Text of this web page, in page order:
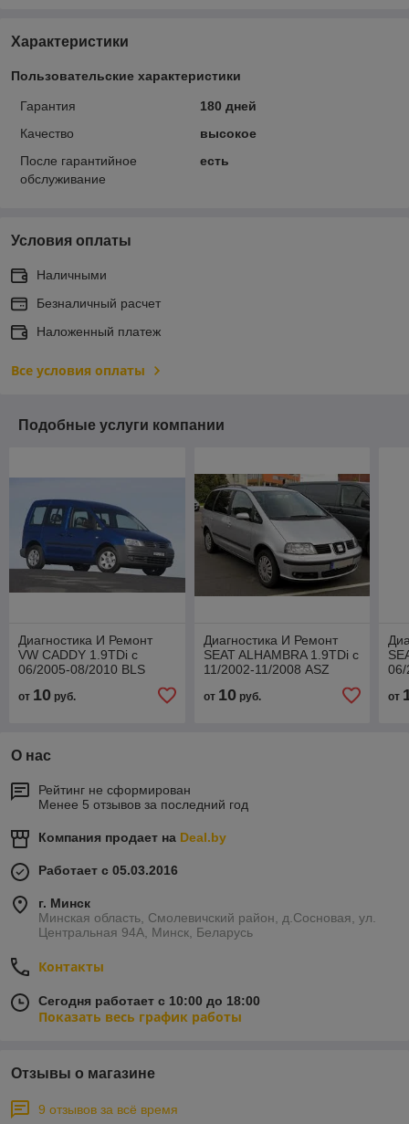
Характеристики
Пользовательские характеристики
Гарантия
180 дней
Качество
высокое
После гарантийное
обслуживание
есть
Условия оплаты
Наличными
Безналичный расчет
Наложенный платеж
Все условия оплаты
Подобные услуги компании
Диагностика И Ремонт
VW CADDY 1.9TDi с
06/2005-08/2010 BLS
от 10 руб.
Диагностика И Ремонт
SEAT ALHAMBRA 1.9TDi с
11/2002-11/2008 ASZ
от 10руб.
06/
от
О нас
Рейтинг не сформирован
Менее 5 отзывов за последний год
Компания продает на Deal.by
Работает с 05.03.2016
г. Минск
Минская область, Смолевичский район, д.Сосновая, ул.
Центральная 94А, Минск, Беларусь
Контакты
Сегодня работает с 10:00 до 18:00
Показать весь график работы
Отзывы о магазине
9 отзывов за всё время